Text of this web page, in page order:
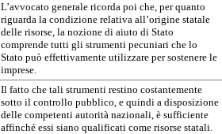
L’avvocato generale ricorda poi che, per quanto
riguarda la condizione relativa all’origine statale
delle risorse, la nozione di aiuto di Stato
comprende tutti gli strumenti pecuniari che lo
Stato può effettivamente utilizzare per sostenere le
imprese.
Il fatto che tali strumenti restino costantemente
sotto il controllo pubblico, e quindi a disposizione
delle competenti autorità nazionali, è sufficiente
affinché essi siano qualificati come risorse statali.